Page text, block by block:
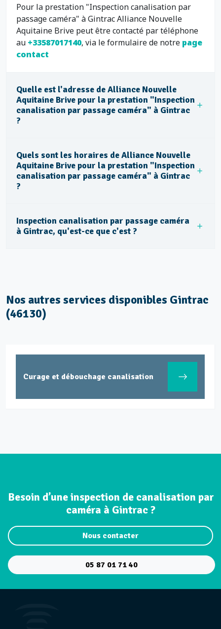
Pour la prestation "Inspection canalisation par
passage caméra" à Gintrac Alliance Nouvelle
Aquitaine Brive peut être contacté par téléphone
au +33587017140, via le formulaire de notre page
contact
Quelle est l'adresse de Alliance Nouvelle
Aquitaine Brive pour la prestation "Inspection
canalisation par passage caméra" à Gintrac
?
Quels sont les horaires de Alliance Nouvelle
Aquitaine Brive pour la prestation "Inspection
canalisation par passage caméra" à Gintrac
?
Inspection canalisation par passage caméra
à Gintrac, qu'est-ce que c'est ?
Nos autres services disponibles Gintrac
(46130)
Curage et débouchage canalisation
Besoin d’une inspection de canalisation par
caméra à Gintrac ?
Nous contacter
05 87 01 71 40